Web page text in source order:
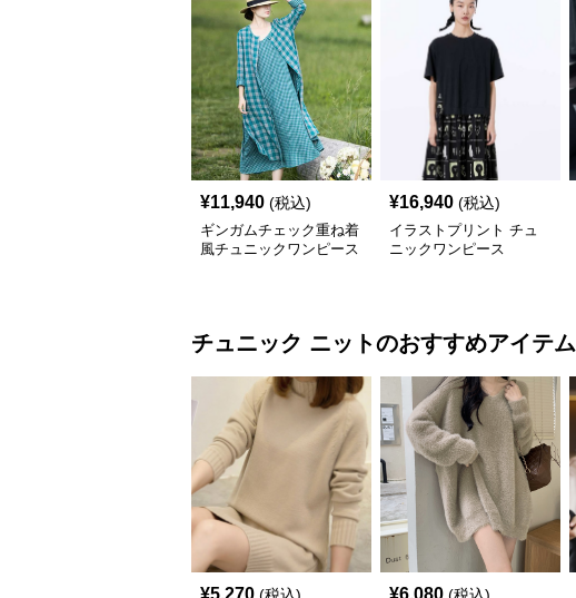
¥11,940 (税込)
ギンガムチェック重ね着
風チュニックワンピース
¥16,940 (税込)
イラストプリント チュ
ニックワンピース
チュニック ニットのおすすめアイテム
¥5,270 ¥6,080